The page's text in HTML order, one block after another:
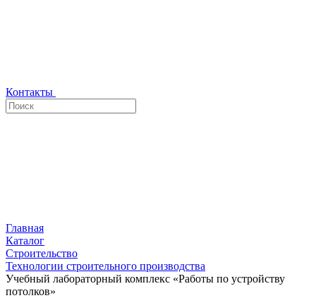
Контакты
Главная
Каталог
Строительство
Технологии строительного производства
Учебный лабораторный комплекс «Работы по устройству
потолков»